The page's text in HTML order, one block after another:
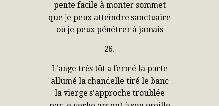
pente facile à monter sommet
que je peux atteindre sanctuaire
où je peux pénétrer à jamais
26.
L'ange très tôt a fermé la porte
allumé la chandelle tiré le banc
la vierge s'approche troublée